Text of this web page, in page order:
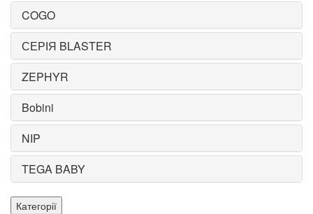
COGO
СЕРІЯ BLASTER
ZEPHYR
Bobini
NIP
TEGA BABY
Категорії